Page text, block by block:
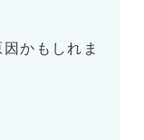
かもしれま